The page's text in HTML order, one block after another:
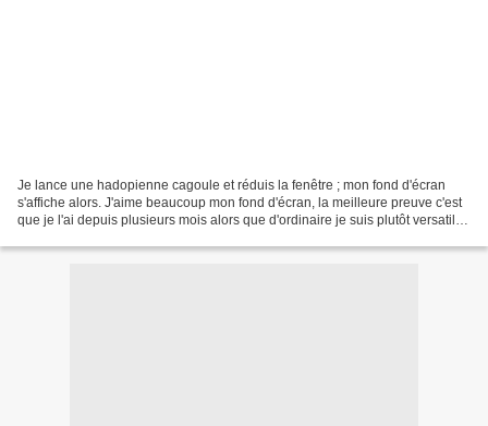
Je lance une hadopienne cagoule et réduis la fenêtre ; mon fond d'écran
s'affiche alors. J'aime beaucoup mon fond d'écran, la meilleure preuve c'est
que je l'ai depuis plusieurs mois alors que d'ordinaire je suis plutôt versatile